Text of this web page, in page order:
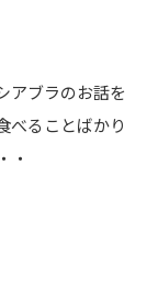
アブラのお話を
べることばかり
・